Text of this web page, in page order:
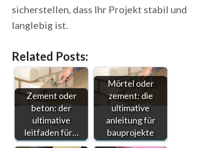
sicherstellen, dass Ihr Projekt stabil und
langlebig ist.
Related Posts:
Zement oder
beton: der
ultimative
leitfaden für…
Mörtel oder
zement: die
ultimative
anleitung für
bauprojekte